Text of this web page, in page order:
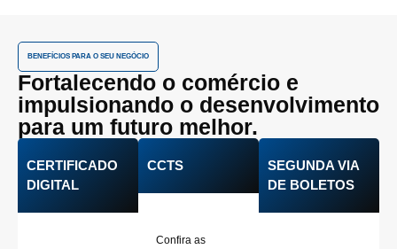
BENEFÍCIOS PARA O SEU NEGÓCIO
Fortalecendo o comércio e
impulsionando o desenvolvimento
para um futuro melhor.
CERTIFICADO
DIGITAL
CCTS
Confira as
SEGUNDA VIA
DE BOLETOS